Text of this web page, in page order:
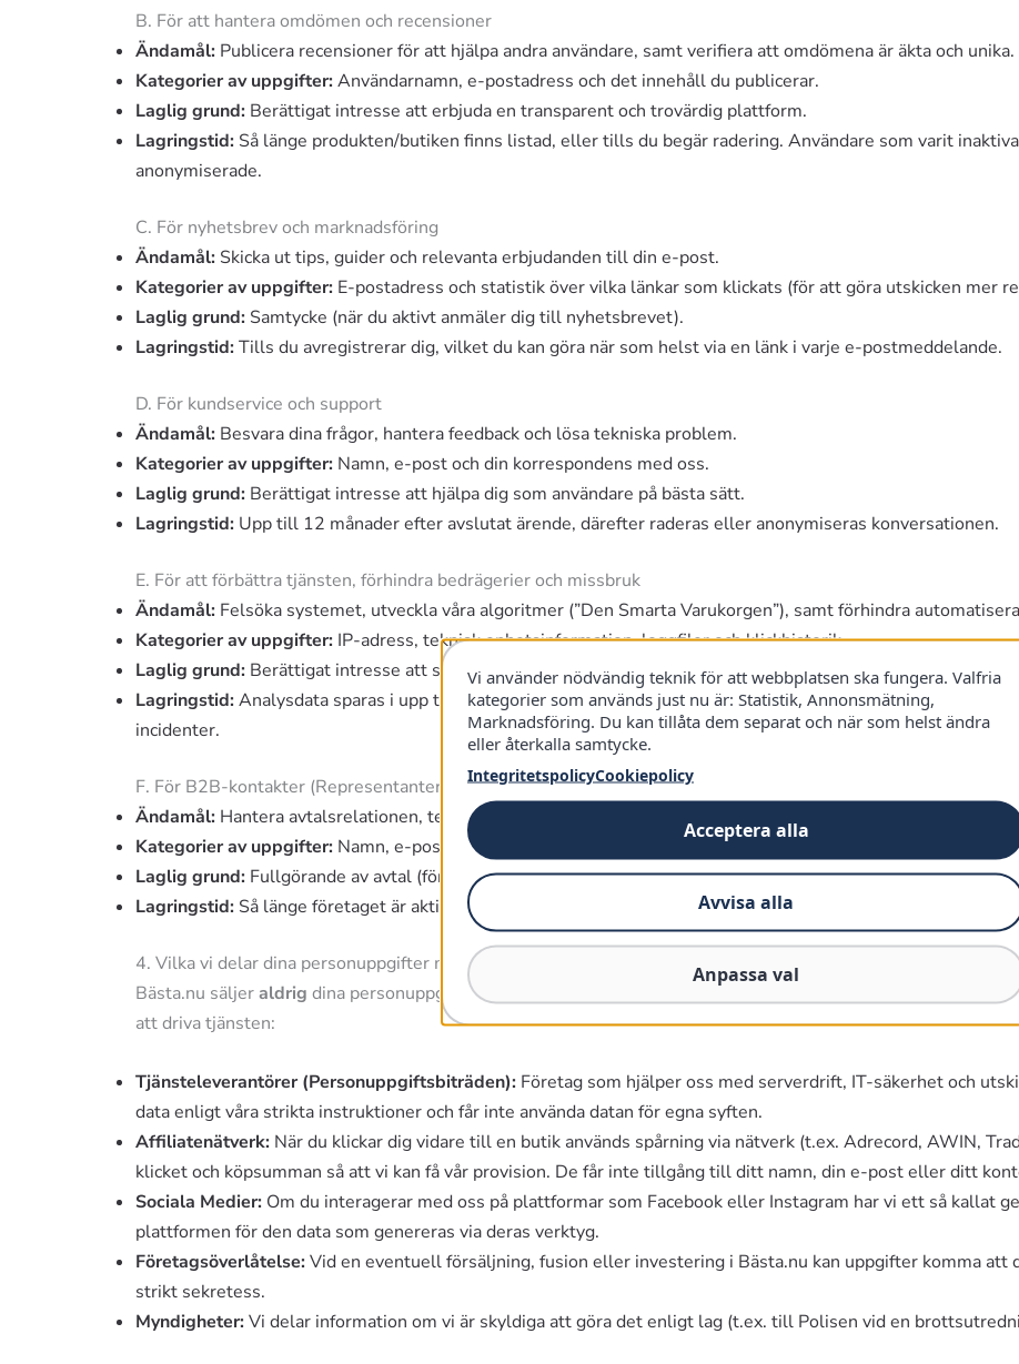
Vi använder nödvändig teknik för att webbplatsen ska fungera. Valfria
kategorier som används just nu är: Statistik, Annonsmätning,
Marknadsföring. Du kan tillåta dem separat och när som helst ändra
eller återkalla samtycke.
IntegritetspolicyCookiepolicy
Acceptera alla
Avvisa alla
Anpassa val
B. För att hantera omdömen och recensioner
Ändamål: Publicera recensioner för att hjälpa andra användare, samt verifiera att omdömena är äkta och unika.
Kategorier av uppgifter: Användarnamn, e-postadress och det innehåll du publicerar.
Laglig grund: Berättigat intresse att erbjuda en transparent och trovärdig plattform.
Lagringstid: Så länge produkten/butiken finns listad, eller tills du begär radering. Användare som varit
anonymiserade.
C. För nyhetsbrev och marknadsföring
Ändamål: Skicka ut tips, guider och relevanta erbjudanden till din e-post.
Kategorier av uppgifter: E-postadress och statistik över vilka länkar som klickats (för att göra utskicken mer
Laglig grund: Samtycke (när du aktivt anmäler dig till nyhetsbrevet).
Lagringstid: Tills du avregistrerar dig, vilket du kan göra när som helst via en länk i varje e-postmeddelande.
D. För kundservice och support
Ändamål: Besvara dina frågor, hantera feedback och lösa tekniska problem.
Kategorier av uppgifter: Namn, e-post och din korrespondens med oss.
Laglig grund: Berättigat intresse att hjälpa dig som användare på bästa sätt.
Lagringstid: Upp till 12 månader efter avslutat ärende, därefter raderas eller anonymiseras konversationen.
E. För att förbättra tjänsten, förhindra bedrägerier och missbruk
Ändamål: Felsöka systemet, utveckla våra algoritmer (”Den Smarta Varukorgen”), samt förhindra
Kategorier av uppgifter: IP-adress, teknisk enhetsinformation, loggfiler och klickhistorik.
Laglig grund: Berättigat intresse att skydda och utveckla vår plattform, samt rättslig förpliktelse
Lagringstid: Analysdata sparas i upp till 14 månader innan den anonymiseras. Säkerhetsloggar sparas så
incidenter.
F. För B2B-kontakter (Representanter för anslutna e-handlare)
Ändamål: Hantera avtalsrelationen, teknisk onboarding av produktfeed och fakturering.
Kategorier av uppgifter: Namn, e-post, telefonnummer och befattning.
Laglig grund: Fullgörande av avtal (för enskilda firmor) och berättigat intresse (att hantera affärsrelationen).
Lagringstid: Så länge företaget är aktiv partner till Bästa.nu, därefter i enlighet med bokföringslagen
4. Vilka vi delar dina personuppgifter med
Bästa.nu säljeraldrig dina personuppgifter (eller innehållet i din Smarta Varukorg) till annonsörer. Vi delar
att driva tjänsten:
Tjänsteleverantörer (Personuppgiftsbiträden): Företag som hjälper oss med serverdrift, IT-säkerhet och
data enligt våra strikta instruktioner och får inte använda datan för egna syften.
Affiliatenätverk: När du klickar dig vidare till en butik används spårning via nätverk (t.ex. Adrecord, AWIN,
klicket och köpsumman så att vi kan få vår provision. De får inte tillgång till ditt namn, din e-post eller ditt
Sociala Medier: Om du interagerar med oss på plattformar som Facebook eller Instagram har vi ett så kallat
plattformen för den data som genereras via deras verktyg.
Företagsöverlåtelse: Vid en eventuell försäljning, fusion eller investering i Bästa.nu kan uppgifter komma att
strikt sekretess.
Myndigheter: Vi delar information om vi är skyldiga att göra det enligt lag (t.ex. till Polisen vid en